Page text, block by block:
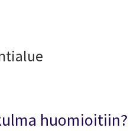
huomioitiin?